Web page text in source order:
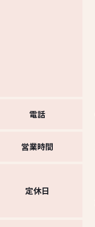
電話
営業時間
定休日